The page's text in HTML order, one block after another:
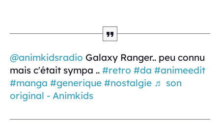
@animkidsradio Galaxy Ranger.. peu connu
mais c'était sympa .. #retro #da #animeedit
#manga #generique #nostalgie ♬ son
original - Animkids